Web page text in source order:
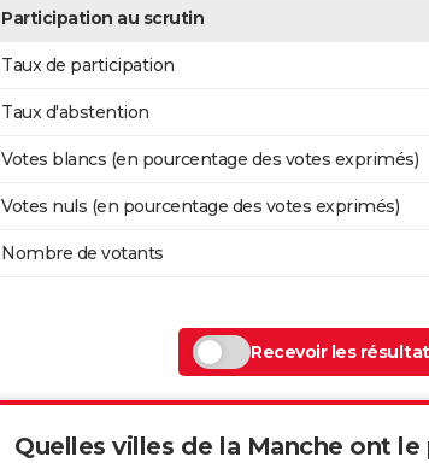
Participation au scrutin
Taux de participation
Taux d'abstention
Votes blancs (en pourcentage des votes exprimés)
Votes nuls (en pourcentage des votes exprimés)
Nombre de votants
Recevoir les
Quelles villes de la Manche ont le